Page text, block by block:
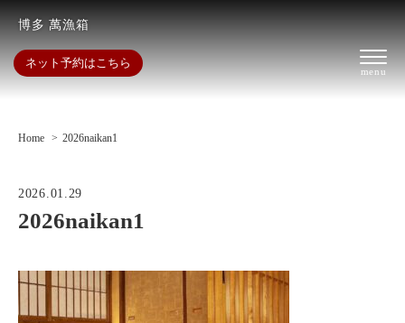
博多 萬漁箱
ネット予約はこちら
Home 2026naikan1
2026.01.29
2026naikan1